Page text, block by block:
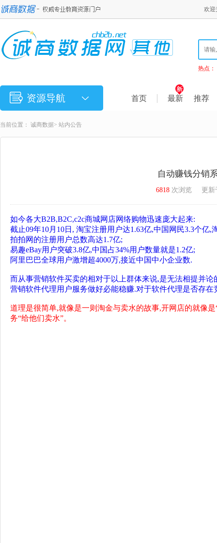
欢迎
热点：
资源导航 首页 最新 推荐
当前位置： 诚商数据> 站内公告
自动赚钱分销
6818 次浏览 更新
如今各大B2B,B2C,c2c商城网店网络购物迅速庞大起来:
截止09年10月10日, 淘宝注册用户达1.63亿,中国网民3.3个亿,
拍拍网的注册用户总数高达1.7亿;
易趣eBay用户突破3.8亿,中国占34%用户数量就是1.2亿;
阿里巴巴全球用户激增超4000万,接近中国中小企业数.
而从事营销软件买卖的相对于以上群体来说,是无法相提并论
营销软件代理用户服务做好必能稳赚.对于软件代理是否存在
道理是很简单,就像是一则淘金与卖水的故事,开网店的就像
务“给他们卖水”。